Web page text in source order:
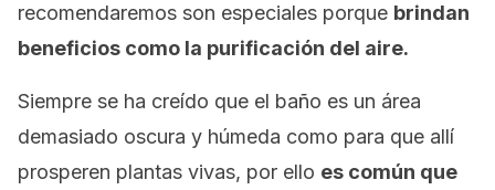
recomendaremos son especiales porque brindan
beneficios como la purificación del aire.
Siempre se ha creído que el baño es un área
demasiado oscura y húmeda como para que allí
prosperen plantas vivas, por ello es común que